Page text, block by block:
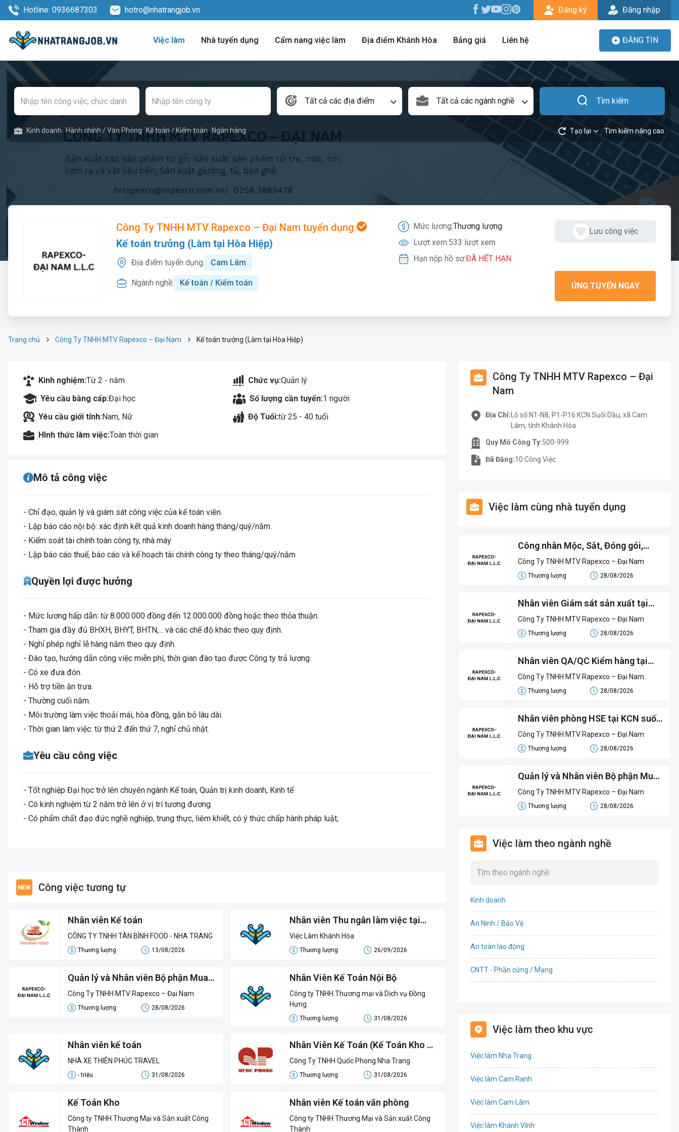
Hotline: 0936687303 hotro@nhatrangjob.vn Đăng ký Đăng nhập
Việc làm Nhà tuyển dụng Cẩm nang việc làm Địa điểm Khánh Hòa Bảng giá Liên hệ ĐĂNG TIN
Tất cả các địa điểm Tất cả các ngành nghề Tìm kiếm
Kinh doanh Hành chính / Văn Phòng Kế toán / Kiểm toán Ngân hàng Tạo lại Tìm kiếm nâng cao
Công Ty TNHH MTV Rapexco – Đại Nam tuyển dụng
Kế toán trưởng (Làm tại Hòa Hiệp)
Địa điểm tuyển dụng: Cam Lâm
Ngành nghề: Kế toán / Kiểm toán
Mức lương:Thương lượng
Lượt xem:533 lượt xem
Hạn nộp hồ sơ:ĐÃ HẾT HẠN
Lưu công việc
ỨNG TUYỂN NGAY
Trang chủ Công Ty TNHH MTV Rapexco – Đại Nam Kế toán trưởng (Làm tại Hòa Hiệp)
Kinh nghiệm:Từ 2 - năm Chức vụ:Quản lý
Yêu cầu bằng cấp:Đại học Số lượng cần tuyển:1 người
Yêu cầu giới tính:Nam, Nữ Độ Tuổi:từ 25 - 40 tuổi
Hình thức làm việc:Toàn thời gian
Mô tả công việc
- Chỉ đạo, quản lý và giám sát công việc của kế toán viên.
- Lập báo cáo nội bộ: xác định kết quả kinh doanh hàng tháng/quý/năm.
- Kiểm soát tài chính toàn công ty, nhà máy
- Lập báo cáo thuế, báo cáo và kế hoạch tài chính công ty theo tháng/quý/năm
Quyền lợi được hưởng
- Mức lương hấp dẫn: từ 8.000.000 đồng đến 12.000.000 đồng hoặc theo thỏa thuận.
- Tham gia đầy đủ BHXH, BHYT, BHTN,... và các chế độ khác theo quy định.
- Nghỉ phép nghỉ lễ hàng năm theo quy định.
- Đào tạo, hướng dẫn công việc miễn phí, thời gian đào tạo được Công ty trả lương.
- Có xe đưa đón.
- Hỗ trợ tiền ăn trưa.
- Thường cuối năm.
- Môi trường làm việc thoải mái, hòa đồng, gắn bỏ lâu dài.
- Thời gian làm việc: từ thứ 2 đến thứ 7, nghỉ chủ nhật.
Yêu cầu công việc
- Tốt nghiệp Đại học trở lên chuyên ngành Kế toán, Quản trị kinh doanh, Kinh tế
- Có kinh nghiệm từ 2 năm trở lên ở vị trí tương đương
- Có phẩm chất đạo đức nghề nghiệp, trung thực, liêm khiết, có ý thức chấp hành pháp luật;
Công việc tương tự
Nhân viên Kế toán
CÔNG TY TNHH TÂN BÌNH FOOD - NHA TRANG
Thương lượng 13/08/2026
Nhân viên Thu ngân làm việc tại
Nha Trang
Việc Làm Khánh Hòa
Thương lượng 26/09/2026
Quản lý và Nhân viên Bộ phận Mua
hàng tại KCN suối Dầu
Công Ty TNHH MTV Rapexco – Đại Nam
Thương lượng 28/08/2026
Nhân Viên Kế Toán Nội Bộ
Công ty TNHH Thương mại và Dịch vụ Đồng
Hưng
Thương lượng 31/08/2026
Nhân viên kế toán
NHÀ XE THIÊN PHÚC TRAVEL
- triệu 31/08/2026
Nhân Viên Kế Toán (Kế Toán Kho &
Công Nợ)
Công Ty TNHH Quốc Phong Nha Trang
Thương lượng 31/08/2026
Kế Toán Kho
Công ty TNHH Thương Mại và Sản xuất Công
Thành
Nhân viên Kế toán văn phòng
Công ty TNHH Thương Mại và Sản xuất Công
Thành
Công Ty TNHH MTV Rapexco – Đại
Nam
Địa Chỉ: Lô số N1-N8, P1-P16 KCN Suối Dầu, xã Cam
Lâm, tỉnh Khánh Hòa
Quy Mô Công Ty:500-999
Đã Đăng:10 Công Việc.
Việc làm cùng nhà tuyển dụng
Công nhân Mộc, Sắt, Đóng gói,
Đan, Chà, Finishing
Công Ty TNHH MTV Rapexco – Đại Nam
Thương lượng 28/08/2026
Nhân viên Giám sát sản xuất tại
KCN suối Dầu
Công Ty TNHH MTV Rapexco – Đại Nam
Thương lượng 28/08/2026
Nhân viên QA/QC Kiểm hàng tại
KCN suối Dầu
Công Ty TNHH MTV Rapexco – Đại Nam
Thương lượng 28/08/2026
Nhân viên phòng HSE tại KCN suối
Dầu
Công Ty TNHH MTV Rapexco – Đại Nam
Thương lượng 28/08/2026
Quản lý và Nhân viên Bộ phận Mua
hàng tại KCN suối Dầu
Công Ty TNHH MTV Rapexco – Đại Nam
Thương lượng 28/08/2026
Việc làm theo ngành nghề
Kinh doanh
An Ninh / Bảo Vệ
An toàn lao động
CNTT - Phần cứng / Mạng
Bất động sản
Việc làm theo khu vực
Việc làm Nha Trang
Việc làm Cam Ranh
Việc làm Cam Lâm
Việc làm Khánh Vĩnh